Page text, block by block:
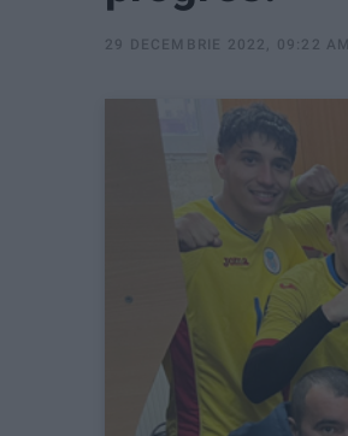
29 DECEMBRIE 2022, 09:22 AM